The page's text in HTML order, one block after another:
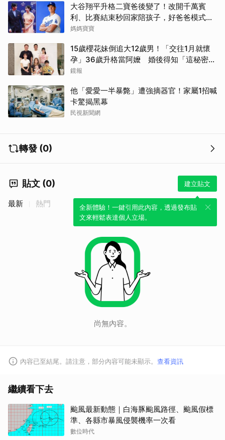
大谷翔平升格二寶爸後變了！改開千萬賓
利、比賽結束秒回家陪孩子，好爸爸模式全
開
媽媽寶寶
15歲櫻花妹倒追大12歲男！「交往1月就懷
孕」36歲升格當阿嬤 婚後得知「這秘密」
傻眼了
鏡報
他「愛愛一半暴斃」遭強摘器官！家屬1招喊
卡驚揭黑幕
民視新聞網
轉發 (0)
貼文 (0) 建立貼文
全新體驗！一鍵引用此內容，透過發布貼
文來輕鬆表達個人立場。
最新 熱門
尚無內容。
內容已至結尾。請注意，部分內容可能未顯示。 查看資訊
繼續看下去
颱風最新動態｜白海豚颱風路徑、颱風假標
準、各縣市暴風侵襲機率一次看
數位時代